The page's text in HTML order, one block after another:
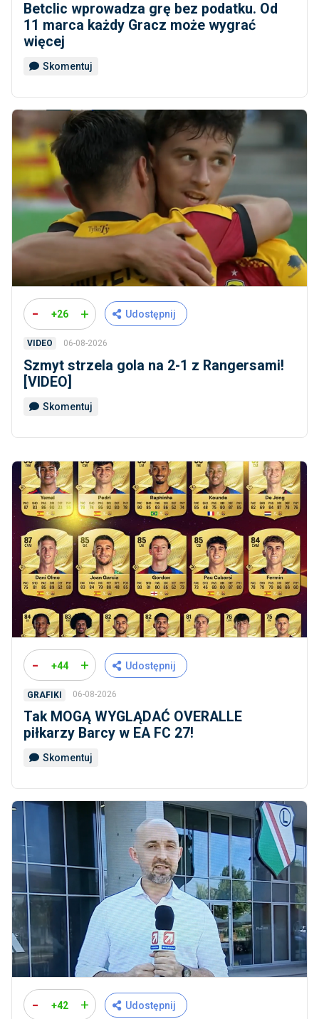
Betclic wprowadza grę bez podatku. Od
11 marca każdy Gracz może wygrać
więcej
Skomentuj
- +26 + Udostępnij
VIDEO 06-08-2026
Szmyt strzela gola na 2-1 z Rangersami!
[VIDEO]
Skomentuj
- +44 + Udostępnij
GRAFIKI 06-08-2026
Tak MOGĄ WYGLĄDAĆ OVERALLE
piłkarzy Barcy w EA FC 27!
Skomentuj
- +42 + Udostępnij